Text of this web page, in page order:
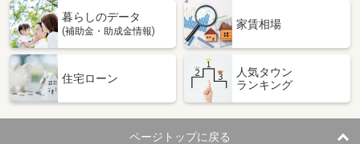
暮らしのデータ
(補助金・助成金情報)
家賃相場
住宅ローン
人気タウン
ランキング
ページトップに戻る